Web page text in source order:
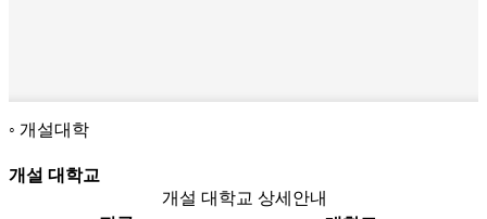
개설대학
개설 대학교
개설 대학교 상세안내